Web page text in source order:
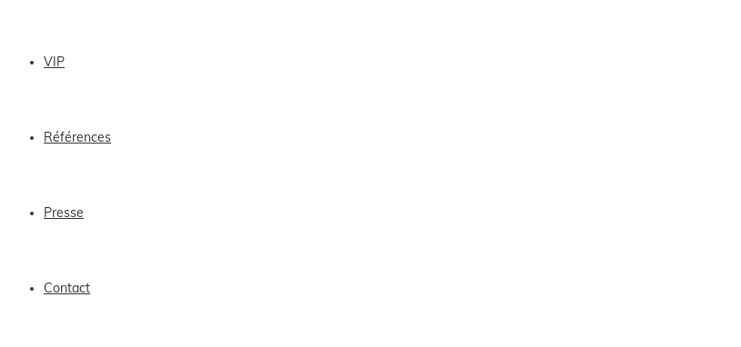
VIP
Références
Presse
Contact